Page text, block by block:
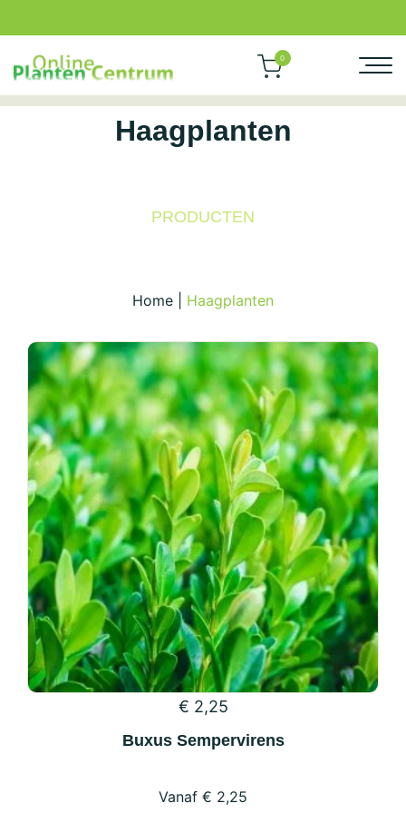
0
Haagplanten
PRODUCTEN
Home Haagplanten
€ 2,25
Buxus Sempervirens
€ 2,25